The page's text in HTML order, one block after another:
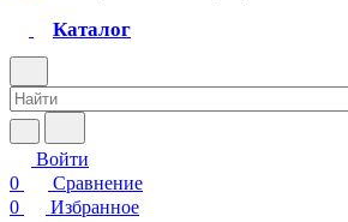
Каталог
Войти
0
Сравнение
0
Избранное